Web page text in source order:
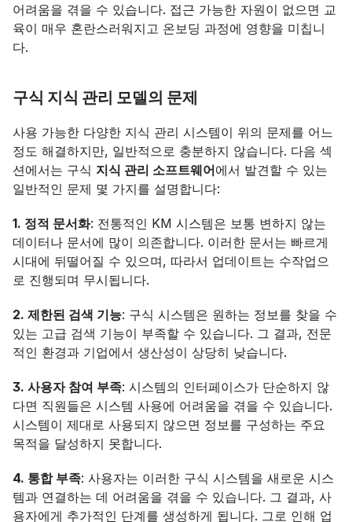
어려움을 겪을 수 있습니다. 접근 가능한 자원이 없으면 교
육이 매우 혼란스러워지고 온보딩 과정에 영향을 미칩니
다.
구식 지식 관리 모델의 문제
사용 가능한 다양한 지식 관리 시스템이 위의 문제를 어느
정도 해결하지만, 일반적으로 충분하지 않습니다. 다음 섹
션에서는 구식 지식 관리 소프트웨어에서 발견할 수 있는
일반적인 문제 몇 가지를 설명합니다:
1. 정적 문서화: 전통적인 KM 시스템은 보통 변하지 않는
데이터나 문서에 많이 의존합니다. 이러한 문서는 빠르게
시대에 뒤떨어질 수 있으며, 따라서 업데이트는 수작업으
로 진행되며 무시됩니다.
2. 제한된 검색 기능: 구식 시스템은 원하는 정보를 찾을 수
있는 고급 검색 기능이 부족할 수 있습니다. 그 결과, 전문
적인 환경과 기업에서 생산성이 상당히 낮습니다.
3. 사용자 참여 부족: 시스템의 인터페이스가 단순하지 않
다면 직원들은 시스템 사용에 어려움을 겪을 수 있습니다.
시스템이 제대로 사용되지 않으면 정보를 구성하는 주요
목적을 달성하지 못합니다.
4. 통합 부족: 사용자는 이러한 구식 시스템을 새로운 시스
템과 연결하는 데 어려움을 겪을 수 있습니다. 그 결과, 사
용자에게 추가적인 단계를 생성하게 됩니다. 그로 인해 업